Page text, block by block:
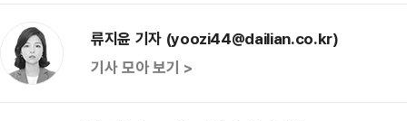
류지윤 기자 (yoozi44@dailian.co.kr)
기사 모아 보기 >